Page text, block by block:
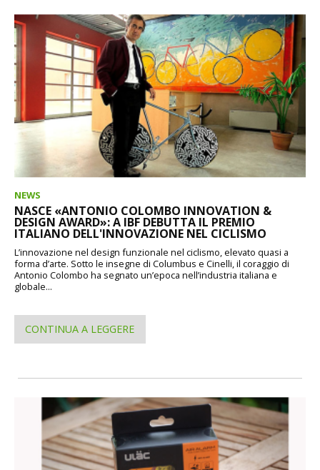
NEWS
NASCE «ANTONIO COLOMBO INNOVATION &
DESIGN AWARD»: A IBF DEBUTTA IL PREMIO
ITALIANO DELL'INNOVAZIONE NEL CICLISMO
L’innovazione nel design funzionale nel ciclismo, elevato quasi a
forma d’arte. Sotto le insegne di Columbus e Cinelli, il coraggio di
Antonio Colombo ha segnato un’epoca nell’industria italiana e
globale...
CONTINUA A LEGGERE